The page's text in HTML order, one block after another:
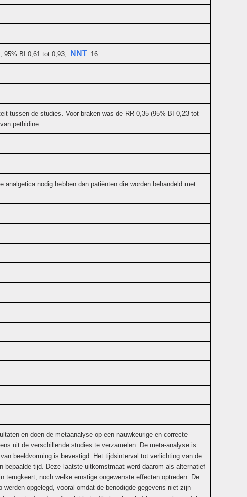
95% BI 0,61 tot 0,93; NNT 16.
tussen de studies. Voor braken was de RR 0,35 (95% BI 0,23 tot
pethidine.
nodig hebben dan patiënten die worden behandeld met
en doen de metaanalyse op een nauwkeurige en correcte
uit de verschillende studies te verzamelen. De meta-analyse is
beeldvorming is bevestigd. Het tijdsinterval tot verlichting van de
tijd. Deze laatste uitkomstmaat werd daarom als alternatief
noch welke ernstige ongewenste effecten optreden. De
opgelegd, vooral omdat de benodigde gegevens niet zijn